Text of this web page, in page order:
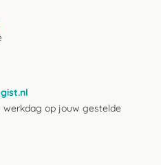
werkdag op jouw gestelde